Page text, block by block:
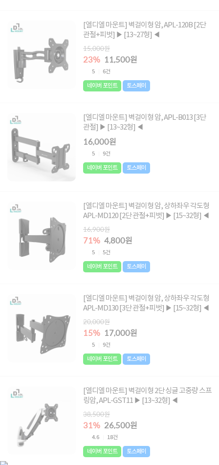
[엘디엘 마운트] 벽걸이형 암, APL-120B [2단
관절+피벗] ▶ [13~27형] ◀
15,000원
23% 11,500원
5 6건
네이버 포인트 토스페이
[엘디엘 마운트] 벽걸이형 암, APL-B013 [3단
관절] ▶ [13~32형] ◀
16,000원
5 9건
네이버 포인트 토스페이
[엘디엘 마운트] 벽걸이형 암, 상하좌우 각도형
APL-MD120 [2단 관절+피벗] ▶ [15~32형] ◀
16,900원
71% 4,800원
5 5건
네이버 포인트 토스페이
[엘디엘 마운트] 벽걸이형 암, 상하좌우 각도형
APL-MD130 [3단 관절+피벗] ▶ [15~32형] ◀
20,000원
15% 17,000원
5 9건
네이버 포인트 토스페이
[엘디엘 마운트] 벽걸이형 2단 싱글 고중량 스프
링암, APL-GST11 ▶ [13~32형] ◀
38,500원
31% 26,500원
4.6 18건
네이버 포인트 토스페이